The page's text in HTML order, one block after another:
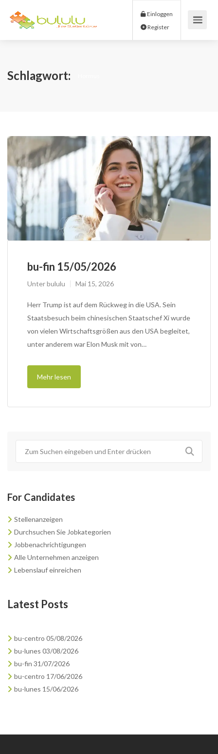
Einloggen
Schlagwort:
bu-fin 15/05/2026
Unterbululu Mai 15, 2026
Herr Trump ist auf dem Rückweg in die USA. Sein
Staatsbesuch beim chinesischen Staatschef Xi wurde
von vielen Wirtschaftsgrößen aus den USA begleitet,
unter anderem war Elon Musk mit von…
Mehr lesen
For Candidates
Stellenanzeigen
Durchsuchen Sie Jobkategorien
Jobbenachrichtigungen
Alle Unternehmen anzeigen
Lebenslauf einreichen
Latest Posts
bu-centro 05/08/2026
bu-lunes 03/08/2026
bu-fin 31/07/2026
bu-centro 17/06/2026
bu-lunes 15/06/2026